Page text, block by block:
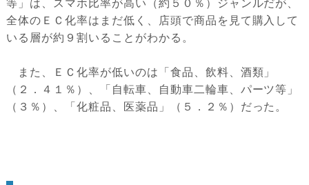
等」は、スマホ比率が高い（約５０％）ジャンルだが、
全体のＥＣ化率はまだ低く、店頭で商品を見て購入して
いる層が約９割いることがわかる。
また、ＥＣ化率が低いのは「食品、飲料、酒類」
（２．４１％）、「自転車、自動車二輪車、パーツ等」
（３％）、「化粧品、医薬品」（５．２％）だった。